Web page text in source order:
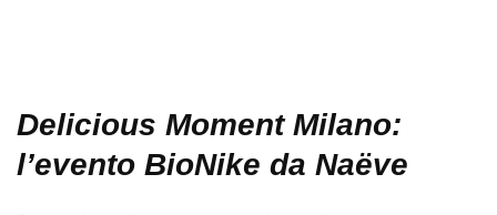
Delicious Moment Milano:
l’evento BioNike da Naëve